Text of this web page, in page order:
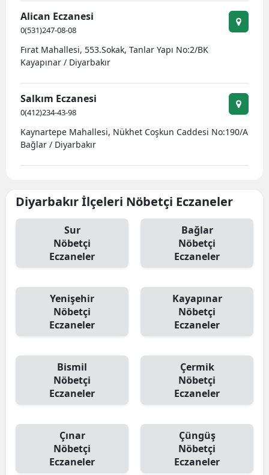
Alican Eczanesi
0(531)247-08-08
Fırat Mahallesi, 553.Sokak, Tanlar Yapı No:2/BK
Kayapınar / Diyarbakır
Salkım Eczanesi
0(412)234-43-98
Kaynartepe Mahallesi, Nükhet Coşkun Caddesi No:190/A
Bağlar / Diyarbakır
Diyarbakır İlçeleri Nöbetçi Eczaneler
Sur
Nöbetçi
Eczaneler
Bağlar
Nöbetçi
Eczaneler
Yenişehir
Nöbetçi
Eczaneler
Kayapınar
Nöbetçi
Eczaneler
Bismil
Nöbetçi
Eczaneler
Çermik
Nöbetçi
Eczaneler
Çınar
Nöbetçi
Eczaneler
Çüngüş
Nöbetçi
Eczaneler